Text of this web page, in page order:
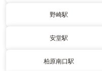
野崎駅
安堂駅
柏原南口駅